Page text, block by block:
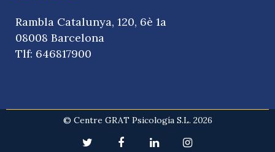
Rambla Catalunya, 120, 6è 1a
08008 Barcelona
Tlf: 646817900
© Centre GRAT Psicología S.L. 2026